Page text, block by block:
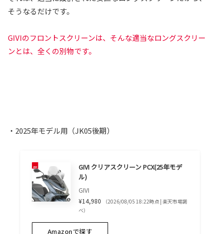
そうなるだけです。
GIVIのフロントスクリーンは、そんな適当なロングスクリー
ンとは、全くの別物です。
・2025年モデル用（JK05後期）
GIVI クリアスクリーン PCX(25年モデ
ル)
GIVI
¥14,980
（2026/08/05 18:22時点 | 楽天市場調
べ）
Amazonで探す